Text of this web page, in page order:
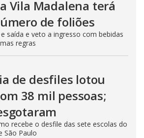
Vila Madalena terá
de foliões
saída e veto a ingresso com bebidas
regras
de desfiles lotou
38 mil pessoas;
recebe o desfile das sete escolas do
São Paulo